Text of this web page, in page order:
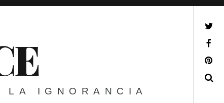
IGNORANCIA